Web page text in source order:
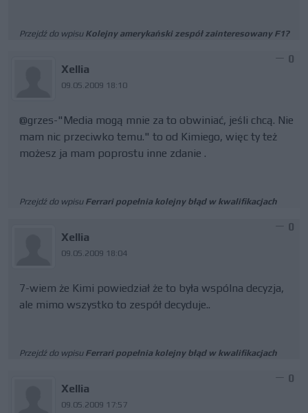
Przejdź do wpisu Kolejny amerykański zespół zainteresowany F1?
Xellia
09.05.2009 18:10
0
@grzes-"Media mogą mnie za to obwiniać, jeśli chcą. Nie
mam nic przeciwko temu." to od Kimiego, więc ty też
możesz ja mam poprostu inne zdanie .
Przejdź do wpisu Ferrari popełnia kolejny błąd w kwalifikacjach
Xellia
09.05.2009 18:04
0
7-wiem że Kimi powiedział że to była wspólna decyzja,
ale mimo wszystko to zespół decyduje..
Przejdź do wpisu Ferrari popełnia kolejny błąd w kwalifikacjach
Xellia
09.05.2009 17:57
0